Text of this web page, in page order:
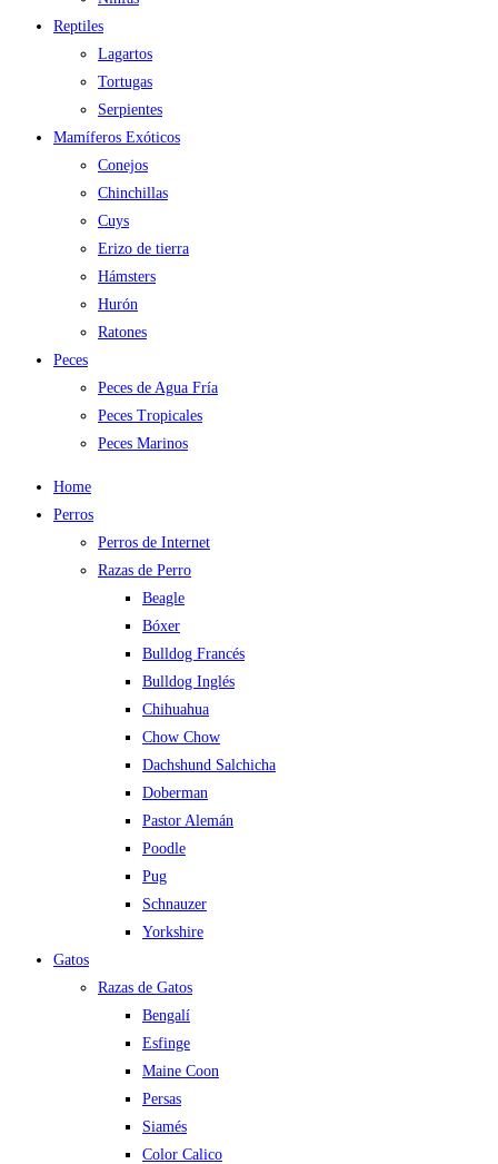
Reptiles
Lagartos
Tortugas
Serpientes
Mamíferos Exóticos
Conejos
Chinchillas
Cuys
Erizo de tierra
Hámsters
Hurón
Ratones
Peces
Peces de Agua Fría
Peces Tropicales
Peces Marinos
Home
Perros
Perros de Internet
Razas de Perro
Beagle
Bóxer
Bulldog Francés
Bulldog Inglés
Chihuahua
Chow Chow
Dachshund Salchicha
Doberman
Pastor Alemán
Poodle
Pug
Schnauzer
Yorkshire
Gatos
Razas de Gatos
Bengalí
Esfinge
Maine Coon
Persas
Siamés
Color Calico